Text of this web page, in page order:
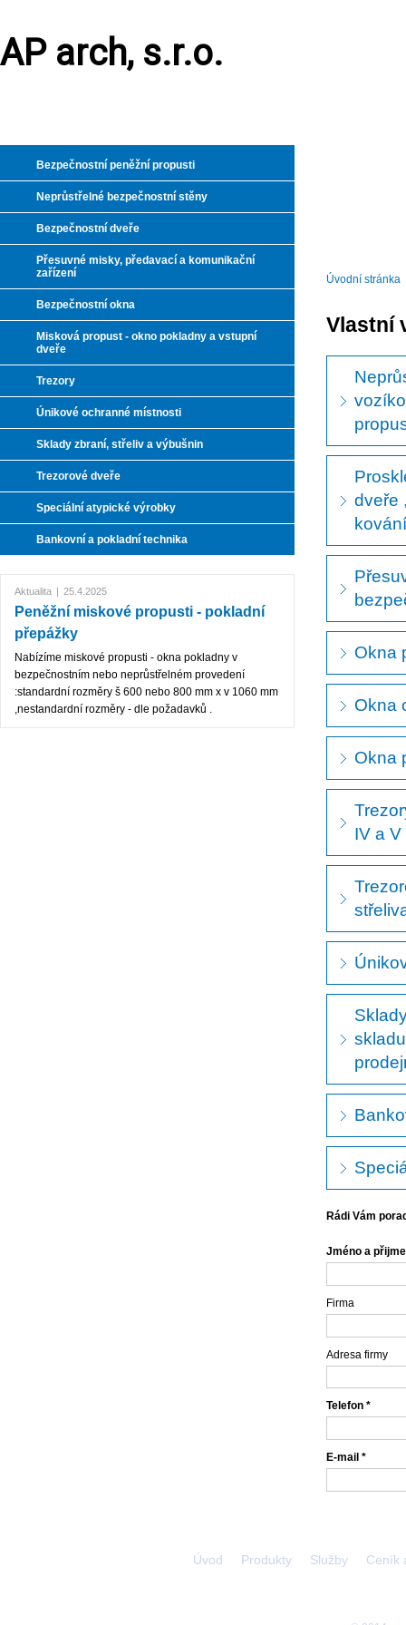
AP arch, s.r.o.
Bezpečnostní peněžní propusti
Neprůstřelné bezpečnostní stěny
Bezpečnostní dveře
Přesuvné misky, předavací a komunikační
zařízení
Bezpečnostní okna
Misková propust - okno pokladny a vstupní
dveře
Trezory
Únikové ochranné místnosti
Sklady zbraní, střeliv a výbušnin
Trezorové dveře
Speciální atypické výrobky
Bankovní a pokladní technika
Aktualita | 25.4.2025
Peněžní miskové propusti - pokladní
přepážky
Nabízíme miskové propusti - okna pokladny v
bezpečnostním nebo neprůstřelném provedení
:standardní rozměry š 600 nebo 800 mm x v 1060 mm
,nestandardní rozměry - dle požadavků .
Úvodní stránka
Vlastní
dveře
Okna
Okna
Okna
IV a
Rádi Vám
Jméno a
Firma
Adresa firmy
Telefon *
E-mail *
Úvod Produkty Služby Ceník